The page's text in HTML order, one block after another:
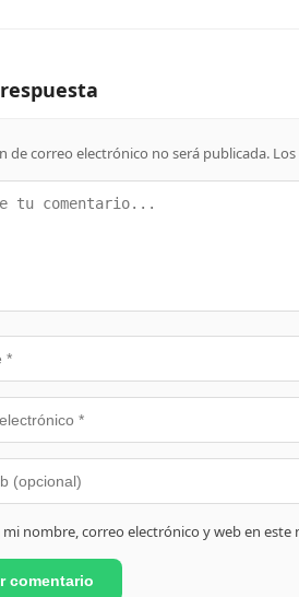
de correo electrónico no será publicada.
mi nombre, correo electrónico y web en